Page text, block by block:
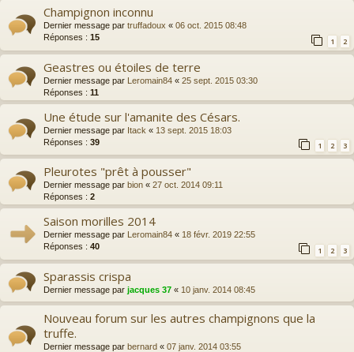
Champignon inconnu
Dernier message par truffadoux « 06 oct. 2015 08:48
Réponses : 15 1 2
Geastres ou étoiles de terre
Dernier message par Leromain84 « 25 sept. 2015 03:30
Réponses : 11
Une étude sur l'amanite des Césars.
Dernier message par Itack « 13 sept. 2015 18:03
Réponses : 39 1 2 3
Pleurotes "prêt à pousser"
Dernier message par bion « 27 oct. 2014 09:11
Réponses : 2
Saison morilles 2014
Dernier message par Leromain84 « 18 févr. 2019 22:55
Réponses : 40 1 2 3
Sparassis crispa
Dernier message par jacques 37 « 10 janv. 2014 08:45
Nouveau forum sur les autres champignons que la
truffe.
Dernier message par bernard « 07 janv. 2014 03:55